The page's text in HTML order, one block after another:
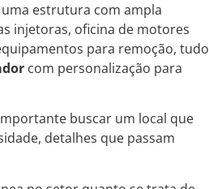
estrutura com ampla
injetoras, oficina de motores
para remoção, tudo
com personalização para
buscar um local que
detalhes que passam